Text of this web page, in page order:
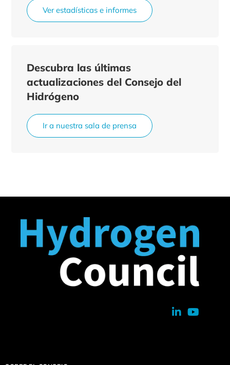
Ver estadísticas e informes
Descubra las últimas
actualizaciones del Consejo del
Hidrógeno
Ir a nuestra sala de prensa